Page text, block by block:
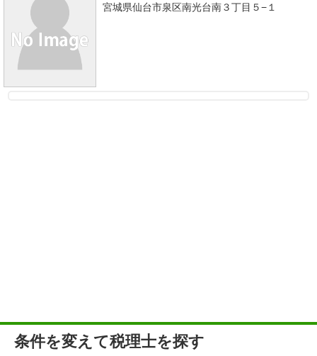
宮城県仙台市泉区南光台南３丁目５−１
条件を変えて税理士を探す